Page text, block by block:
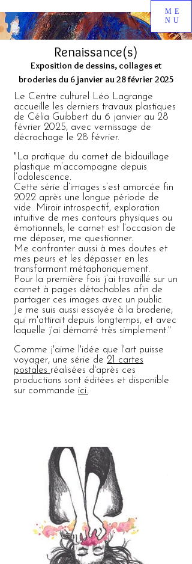
ME
NU
Renaissance(s)
Exposition de dessins, collages et
broderies du 6 janvier au 28 février 2025
Le Centre culturel Léo Lagrange
accueille les derniers travaux plastiques
de Célia Guibbert du 6 janvier au 28
février 2025, avec vernissage de
décrochage le 28 février.
"La pratique du carnet de bidouillage
plastique m’accompagne depuis
l’adolescence.
Cette série d’images s’est amorcée fin
2022 après une longue période de
vide. Miroir introspectif, exploration
intuitive de mes contours physiques ou
émotionnels, le carnet est l’occasion de
me déposer, me questionner.
Me confronter aussi à mes doutes et
mes peurs et les dépasser en les
transformant métaphoriquement.
Pour la première fois j’ai travaillé sur un
carnet à pages détachables afin de
partager ces images avec un public.
Je me suis aussi essayée à la broderie,
qui m'attirait depuis longtemps, et avec
laquelle j'ai démarré très simplement."
Comme j'aime l'idée que l'art puisse
voyager, une série de 21 cartes
postales réalisées d'après ces
productions sont éditées et disponible
sur commande ici.